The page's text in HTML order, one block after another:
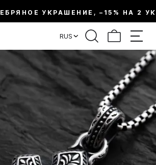
УКРАШЕНИЕ, –15% НА 2
RUS